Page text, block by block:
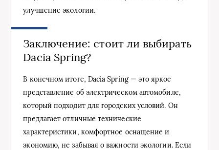
улучшение экологии.
Заключение: стоит ли выбирать
Dacia Spring?
В конечном итоге, Dacia Spring — это яркое
представление об электрическом автомобиле,
который подходит для городских условий. Он
предлагает отличные технические
характеристики, комфортное оснащение и
экономию, не забывая о важности экологии. Если